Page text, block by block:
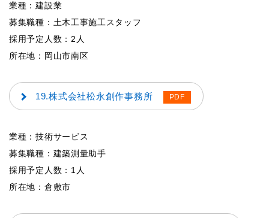
業種：建設業
募集職種：土木工事施工スタッフ
採用予定人数：2人
所在地：岡山市南区
19.株式会社松永創作事務所
業種：技術サービス
募集職種：建築測量助手
採用予定人数：1人
所在地：倉敷市